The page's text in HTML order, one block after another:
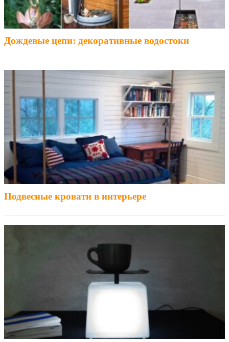
Дождевые цепи: декоративные водостоки
Подвесные кровати в интерьере